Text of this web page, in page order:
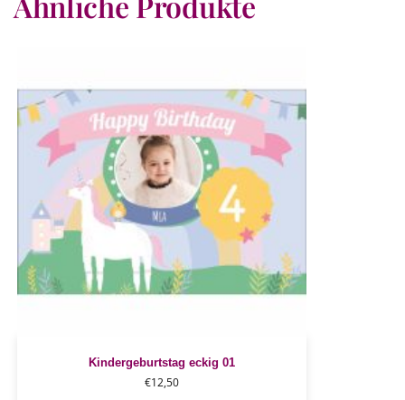
Kindergeburtstag eckig 01
€12,50